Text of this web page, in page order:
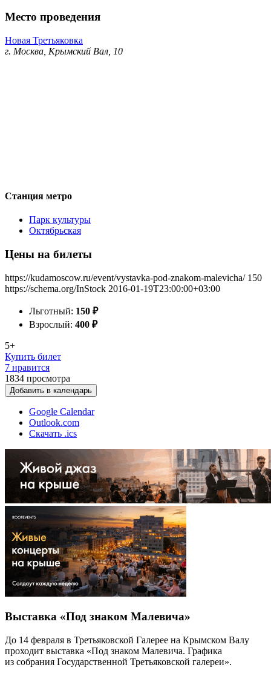
Место проведения
Новая Третьяковка
г. Москва, Крымский Вал, 10
Станция метро
Парк культуры
Октябрьская
Цены на билеты
https://kudamoscow.ru/event/vystavka-pod-znakom-malevicha/ 150
https://schema.org/InStock 2016-01-19T23:00:00+03:00
Льготный: 150 ₽
Взрослый: 400 ₽
5+
Купить билет
7 нравится
1834 просмотра
Добавить в календарь
Google Calendar
Outlook.com
Скачать .ics
Выставка «Под знаком Малевича»
До 14 февраля в Третьяковской Галерее на Крымском Валу
проходит выставка «Под знаком Малевича. Графика
из собрания Государственной Третьяковской галереи».